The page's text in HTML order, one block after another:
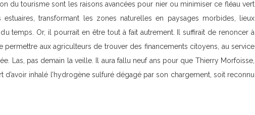
du tourisme sont les raisons avancées pour nier ou minimiser ce fléau vert
transformant les zones naturelles en paysages morbides, lieux
temps. Or, il pourrait en être tout à fait autrement. Il suffirait de renoncer à
permettre aux agriculteurs de trouver des financements citoyens, au service
Las, pas demain la veille. Il aura fallu neuf ans pour que Thierry Morfoisse,
d’avoir inhalé l’hydrogène sulfuré dégagé par son chargement, soit reconnu